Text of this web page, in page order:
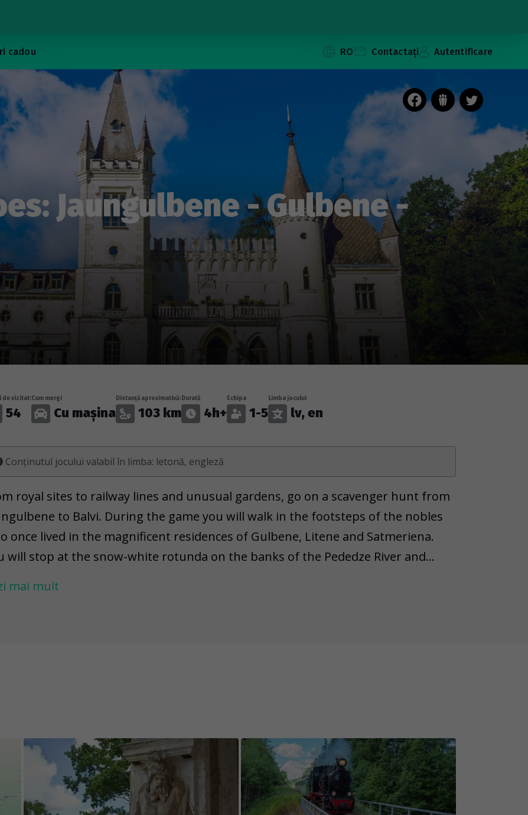
cadou RO Contactați Autentificare
Jaungulbene - Gulbene -
de vizitat:
54
Cum mergi
Cu mașina
Distanță aproximativă:
103 km
Durată
4h+
Echipa
1-5
Limba jocului
lv, en
Conținutul jocului valabil în limba: letonă, engleză
royal sites to railway lines and unusual gardens, go on a scavenger hunt from
to Balvi. During the game you will walk in the footsteps of the nobles
once lived in the magnificent residences of Gulbene, Litene and Satmeriena.
will stop at the snow-white rotunda on the banks of the Pededze River and
permanently fixed, while others have an unknown lifespan. Therefore, we'd like
warn you that there might be situations where an object from the task is lost,
demolished, repainted, or damaged. Please remember that not all game
are easily accessible and visible in certain weather conditions (rain, snow,
mai mult